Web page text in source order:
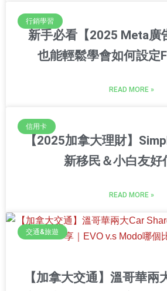
行銷學習
新手必看【2025 Meta廣
也能輕鬆學會如何設定
READ MORE »
信用卡
【2025加拿大理財】
新移民＆小白友好
READ MORE »
交通&旅遊
【加拿大交通】溫哥華兩